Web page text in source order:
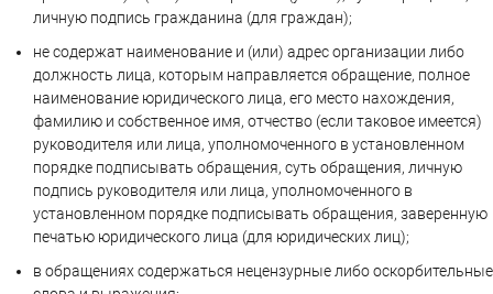
личную подпись гражданина (для граждан);
не содержат наименование и (или) адрес организации либо
должность лица, которым направляется обращение, полное
наименование юридического лица, его место нахождения,
фамилию и собственное имя, отчество (если таковое имеется)
руководителя или лица, уполномоченного в установленном
порядке подписывать обращения, суть обращения, личную
подпись руководителя или лица, уполномоченного в
установленном порядке подписывать обращения, заверенную
печатью юридического лица (для юридических лиц);
в обращениях содержаться нецензурные либо оскорбительные